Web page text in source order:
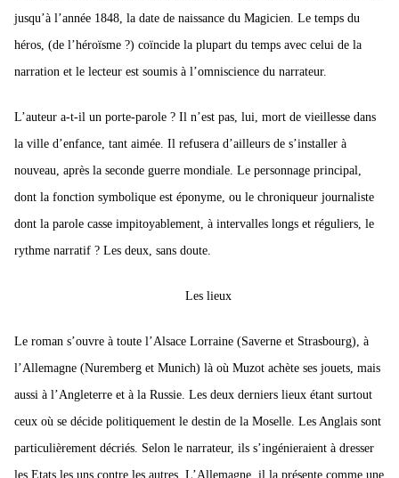
jusqu’à l’année 1848, la date de naissance du Magicien. Le temps du
héros, (de l’héroïsme ?) coïncide la plupart du temps avec celui de la
narration et le lecteur est soumis à l’omniscience du narrateur.
L’auteur a-t-il un porte-parole ? Il n’est pas, lui, mort de vieillesse dans
la ville d’enfance, tant aimée. Il refusera d’ailleurs de s’installer à
nouveau, après la seconde guerre mondiale. Le personnage principal,
dont la fonction symbolique est éponyme, ou le chroniqueur journaliste
dont la parole casse impitoyablement, à intervalles longs et réguliers, le
rythme narratif ? Les deux, sans doute.
Les lieux
Le roman s’ouvre à toute l’Alsace Lorraine (Saverne et Strasbourg), à
l’Allemagne (Nuremberg et Munich) là où Muzot achète ses jouets, mais
aussi à l’Angleterre et à la Russie. Les deux derniers lieux étant surtout
ceux où se décide politiquement le destin de la Moselle. Les Anglais sont
particulièrement décriés. Selon le narrateur, ils s’ingénieraient à dresser
les Etats les uns contre les autres. L’Allemagne, il la présente comme une